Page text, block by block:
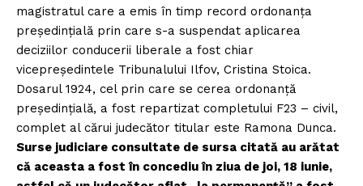
magistratul care a emis în timp record ordonanța
președințială prin care s-a suspendat aplicarea
deciziilor conducerii liberale a fost chiar
vicepreședintele Tribunalului Ilfov, Cristina Stoica.
Dosarul 1924, cel prin care se cerea ordonanță
președințială, a fost repartizat completului F23 – civil,
complet al cărui judecător titular este Ramona Dunca.
Surse judiciare consultate de sursa citată au arătat
că aceasta a fost în concediu în ziua de joi, 18 iunie,